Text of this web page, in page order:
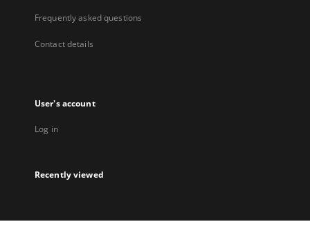
Frequently asked questions
Contact details
User's account
Log in
Recently viewed